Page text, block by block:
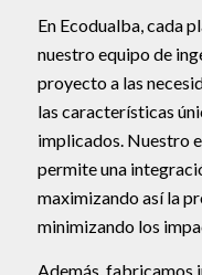
En Ecodualba, cada
nuestro equipo de
proyecto a las
las características
implicados. Nuestro
permite una
maximizando así la
minimizando los
Además, fabricamos